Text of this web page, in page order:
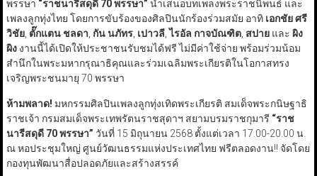
พรรษา “ราชนารีสดุดี 70 พรรษา” นำเสนอบทเพลงพระราชนิพนธ์ และ
เพลงลูกทุ่งไทย โดยการขับร้องของศิลปินนักร้องร่วมสมัย อาทิ เอกชัย ศรี
วิชัย, ตั๊กแตน ชลดา, กัน นภัทร, เปาวลี,ไรอัล กาจบัณฑิต, สปายและ ผิง
ผิงงานนี้ได้เปิดให้ประชาชนรับชมได้ฟรี ไม่มีค่าใช้จ่าย พร้อมร่วมน้อม
สำนึกในพระมหากรุณาธิคุณและร่วมเฉลิมพระเกียรติในโอกาสทรง
เจริญพระชนมายุ 70 พรรษา
ห้ามพลาด! มหกรรมศิลปินเพลงลูกทุ่งเทิดพระเกียรติ สมเด็จพระกนิษฐาธิ
ราชเจ้า กรมสมเด็จพระเทพรัตนราชสุดาฯ สยามบรมราชกุมารี “ราช
นารีสดุดี 70 พรรษา” วันที่ 15 มิถุนายน 2568 ตั้งแต่เวลา 17.00-20.00 น.
ณ หอประชุมใหญ่ ศูนย์วัฒนธรรมแห่งประเทศไทย ฟรีตลอดงาน!! จัดโดย
กองทุนพัฒนาสื่อปลอดภัยและสร้างสรรค์